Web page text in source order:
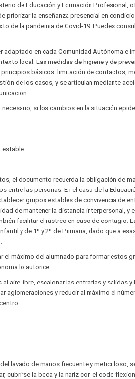
de Educación y Formación Profesional,
priorizar la enseñanza presencial en
de la pandemia de Covid-19. Puedes
adaptado en cada Comunidad Autónoma e
local. Las medidas de higiene y de
básicos: limitación de contactos,
de los casos, y se articulan mediante
si los cambios en la situación
estable
el documento recuerda la obligación de
entre las personas. En el caso de la
grupos estables de convivencia de
de mantener la distancia interpersonal, y
facilitar el rastreo en caso de contagio.
y de 1º y 2º de Primaria, dado que a
el máximo del alumnado para formar estos
lo autorice.
aire libre, escalonar las entradas y salidas y
aglomeraciones y reducir al máximo el
lavado de manos frecuente y meticuloso,
cubrirse la boca y la nariz con el codo